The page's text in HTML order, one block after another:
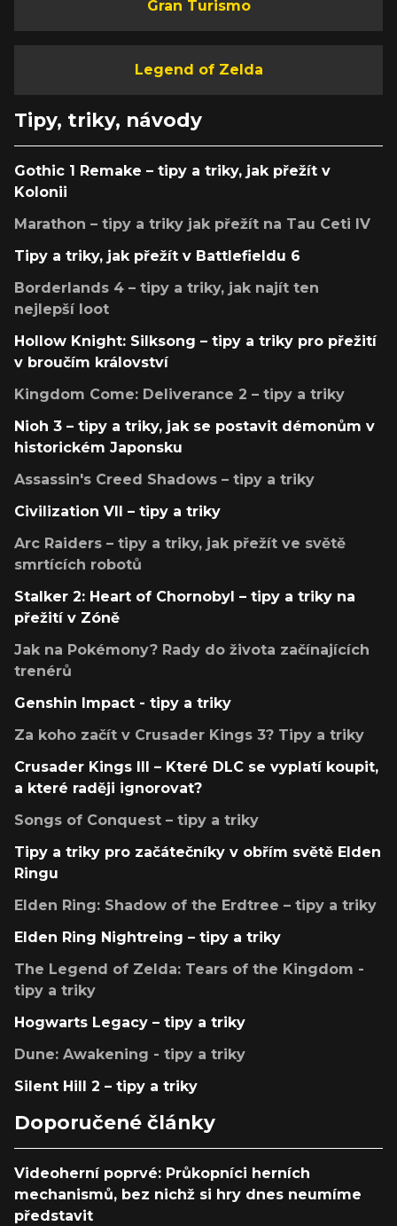
Gran Turismo
Legend of Zelda
Tipy, triky, návody
Gothic 1 Remake – tipy a triky, jak přežít v
Kolonii
Marathon – tipy a triky jak přežít na Tau Ceti IV
Tipy a triky, jak přežít v Battlefieldu 6
Borderlands 4 – tipy a triky, jak najít ten
nejlepší loot
Hollow Knight: Silksong – tipy a triky pro přežití
v broučím království
Kingdom Come: Deliverance 2 – tipy a triky
Nioh 3 – tipy a triky, jak se postavit démonům v
historickém Japonsku
Assassin's Creed Shadows – tipy a triky
Civilization VII – tipy a triky
Arc Raiders – tipy a triky, jak přežít ve světě
smrtících robotů
Stalker 2: Heart of Chornobyl – tipy a triky na
přežití v Zóně
Jak na Pokémony? Rady do života začínajících
trenérů
Genshin Impact - tipy a triky
Za koho začít v Crusader Kings 3? Tipy a triky
Crusader Kings III – Které DLC se vyplatí koupit,
a které raději ignorovat?
Songs of Conquest – tipy a triky
Tipy a triky pro začátečníky v obřím světě Elden
Ringu
Elden Ring: Shadow of the Erdtree – tipy a triky
Elden Ring Nightreing – tipy a triky
The Legend of Zelda: Tears of the Kingdom -
tipy a triky
Hogwarts Legacy – tipy a triky
Dune: Awakening - tipy a triky
Silent Hill 2 – tipy a triky
Doporučené články
Videoherní poprvé: Průkopníci herních
mechanismů, bez nichž si hry dnes neumíme
představit